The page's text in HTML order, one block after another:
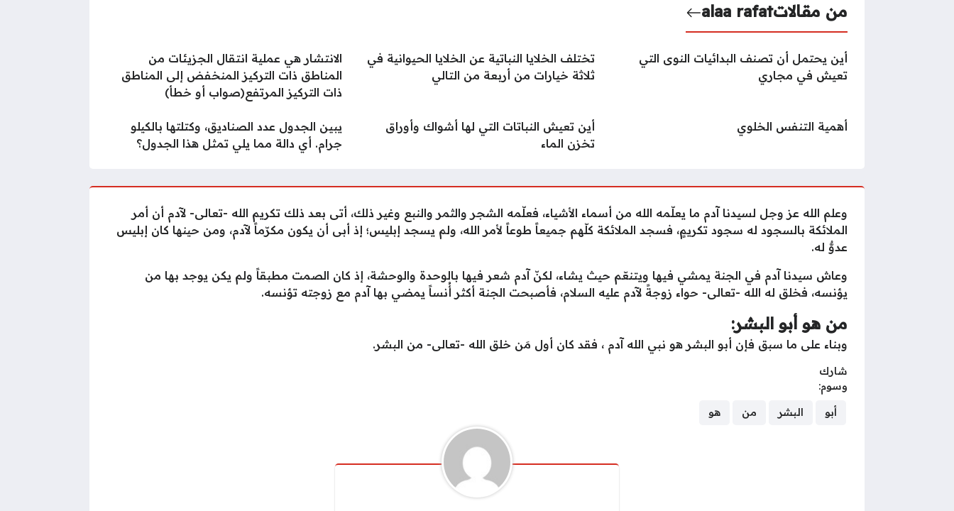
من مقالاتalaa rafat
أين يحتمل أن تصنف البدائيات النوى التي
تعيش في مجاري
تختلف الخلايا النباتية عن الخلايا الحيوانية في
ثلاثة خيارات من أربعة من التالي
الانتشار هي عملية انتقال الجزيئات من
المناطق ذات التركيز المنخفض إلى المناطق
ذات التركيز المرتفع(صواب أو خطأ)
أهمية التنفس الخلوي
أين تعيش النباتات التي لها أشواك وأوراق
تخزن الماء
يبين الجدول عدد الصناديق، وكتلتها بالكيلو
جرام. أي دالة مما يلي تمثل هذا الجدول؟
وعلم الله عز وجل لسيدنا آدم ما يعلّمه الله من أسماء الأشياء، فعلّمه الشجر والثمر والنبع وغير ذلك، أتى بعد ذلك تكريم الله -تعالى- لآدم أن أمر
الملائكة بالسجود له سجود تكريمٍ، فسجد الملائكة كلّهم جميعاً طوعاً لأمر الله، ولم يسجد إبليس؛ إذ أبى أن يكون مكرّماً لآدم، ومن حينها كان إبليس
عدوٌّ له.
وعاش سيدنا آدم في الجنة يمشي فيها ويتنعّم حيث يشاء، لكنّ آدم شعر فيها بالوحدة والوحشة، إذ كان الصمت مطبقاً ولم يكن يوجد بها من
يؤنسه، فخلق له الله -تعالى- حواء زوجةً لآدم عليه السلام، فأصبحت الجنة أكثر أُنساً يمضي بها آدم مع زوجته تؤنسه.
من هو أبو البشر:
وبناء على ما سبق فإن أبو البشر هو نبي الله آدم ، فقد كان أول مَن خلق الله -تعالى- من البشر.
شارك
وسوم:
أبو البشر من هو